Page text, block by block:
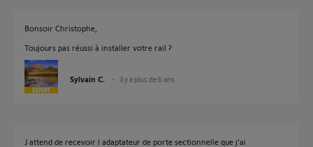
Bonsoir Christophe,
Toujours pas réussi à installer votre rail ?
Sylvain C. il y a plus de 6 ans
J attend de recevoir l adaptateur de porte sectionnelle que j'ai